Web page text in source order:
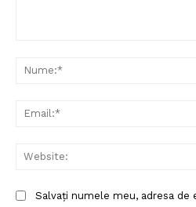
Salvați numele meu, adresa